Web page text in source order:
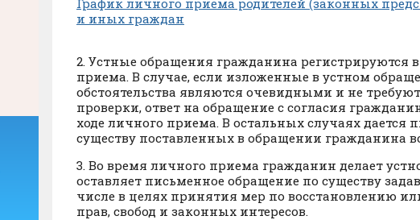
График личного приема родителей (законных
и иных граждан
2. Устные обращения гражданина регистрируются
приема. В случае, если изложенные в устном
обстоятельства являются очевидными и не
проверки, ответ на обращение с согласия
ходе личного приема. В остальных случаях дается
существу поставленных в обращении гражданина
3. Во время личного приема гражданин делает
оставляет письменное обращение по существу
числе в целях принятия мер по восстановлению
прав, свобод и законных интересов.